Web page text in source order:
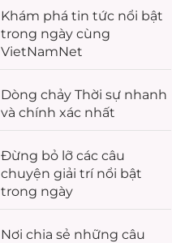
Khám phá tin tức nổi bật
trong ngày cùng
VietNamNet
Dòng chảy Thời sự nhanh
và chính xác nhất
Đừng bỏ lỡ các câu
chuyện giải trínổi bật
trong ngày
Nơi chia sẻ những câu